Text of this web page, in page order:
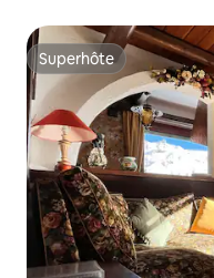
Superhôte
Superhôte